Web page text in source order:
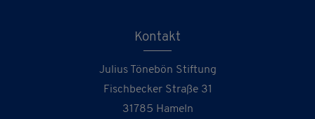
Kontakt
Julius Tönebön Stiftung
Fischbecker Straße 31
31785 Hameln